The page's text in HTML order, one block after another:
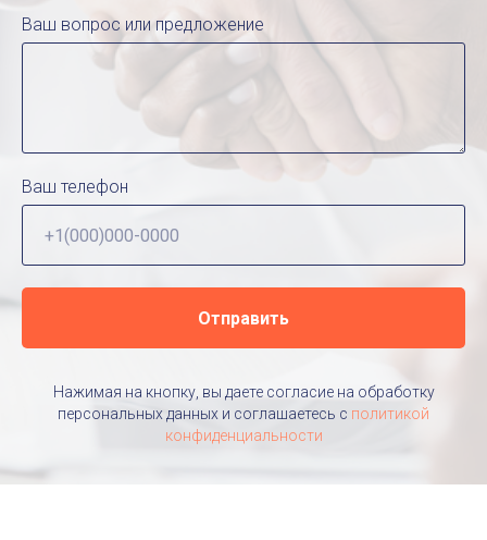
Ваш вопрос или предложение
Ваш телефон
Отправить
Нажимая на кнопку, вы даете согласие на обработку
персональных данных и соглашаетесь c политикой
конфиденциальности